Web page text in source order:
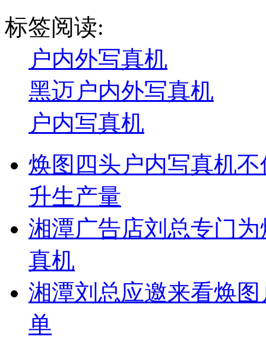
标签阅读:
户内外写真机
黑迈户内外写真机
户内写真机
焕图四头户内写真机
升生产量
湘潭广告店刘总专门
真机
湘潭刘总应邀来看焕
单